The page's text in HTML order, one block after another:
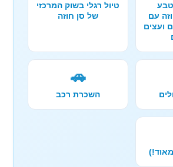
עם
ועצים
טיול רגלי בשוק המרכזי
של סן חוזה
🚗
השכרת רכב